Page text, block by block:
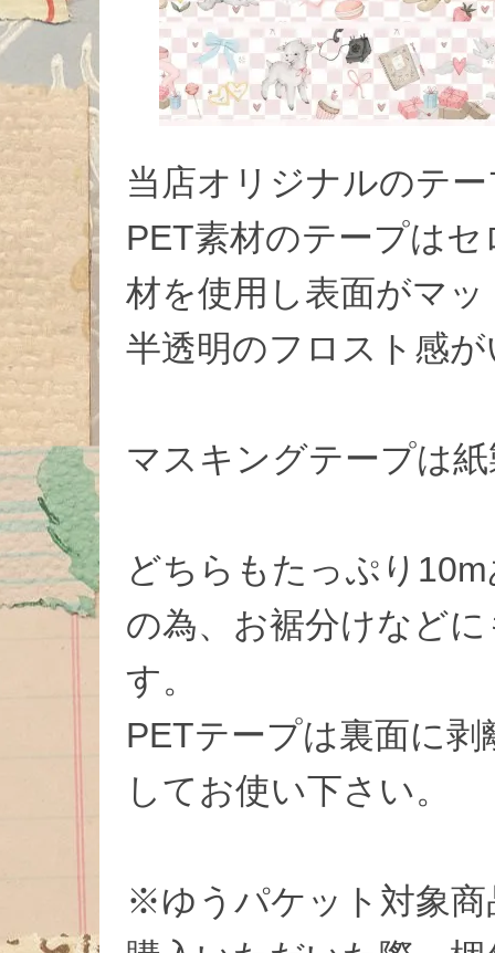
当店オリジナルのテ
PET素材のテープは
材を使用し表面がマ
半透明のフロスト感
マスキングテープは
どちらもたっぷり
の為、お裾分けなど
す。
PETテープは裏面に
してお使い下さい。
※ゆうパケット対象